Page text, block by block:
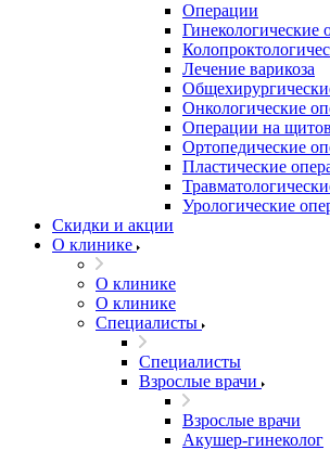
Операции
Гинекологические
Лечение варикоза
Онкологические
Операции на
Ортопедические
Пластические
Урологические
Скидки и акции
О клинике
О клинике
О клинике
Специалисты
Специалисты
Взрослые врачи
Взрослые врачи
Акушер-гинеколог